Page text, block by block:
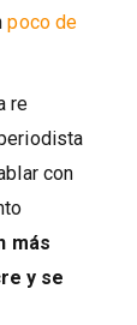
poco de
re
con
más
y se